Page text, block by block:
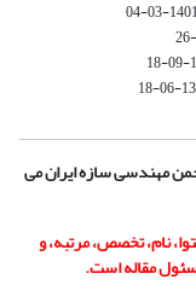
1401-03-04
مهندسی سازه ایران می
نام، تخصص، مرتبه، و
مقاله است.